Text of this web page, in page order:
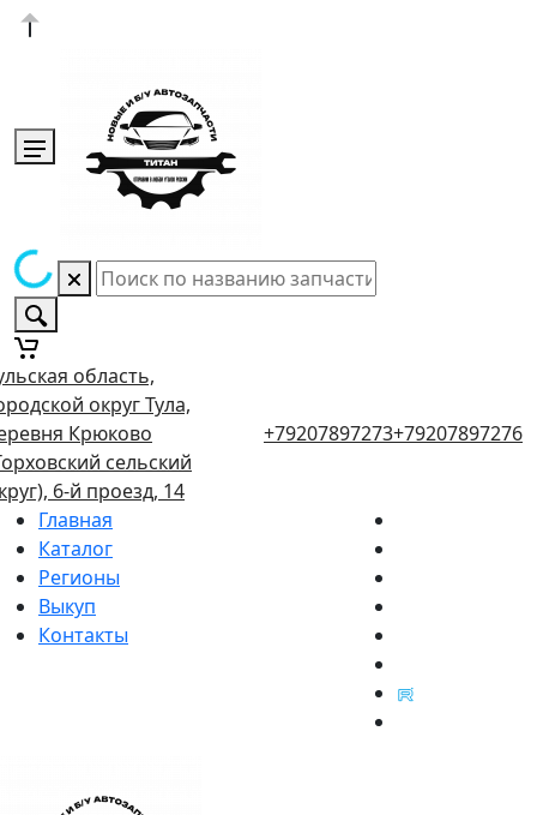
область,
округ Тула,
Крюково
сельский
6-й проезд, 14
+79207897273+79207897276
Главная
Каталог
Регионы
Выкуп
Контакты